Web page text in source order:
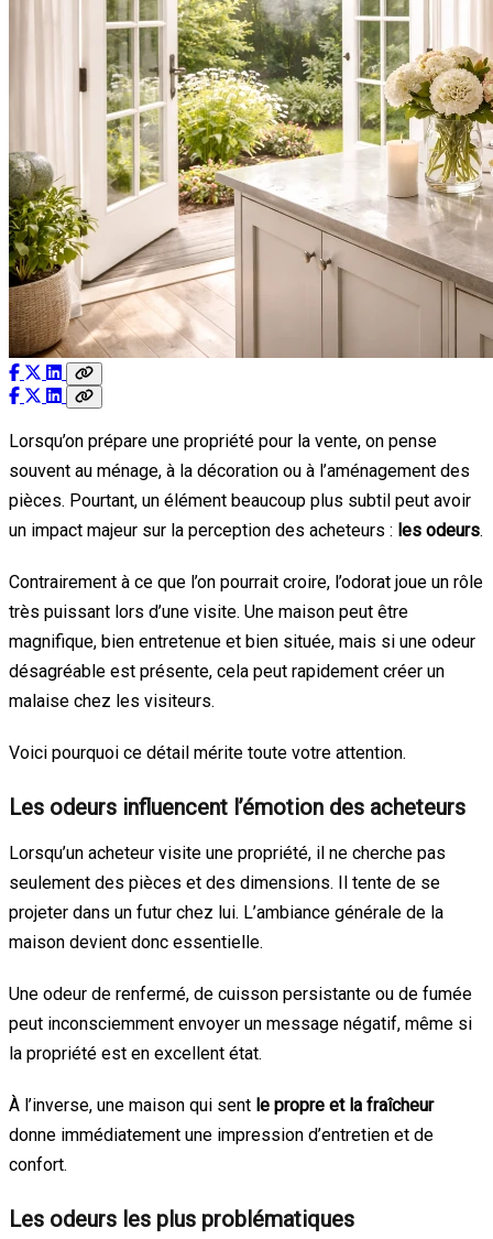
Lorsqu’on prépare une propriété pour la vente, on pense
souvent au ménage, à la décoration ou à l’aménagement des
pièces. Pourtant, un élément beaucoup plus subtil peut avoir
un impact majeur sur la perception des acheteurs : les odeurs.
Contrairement à ce que l’on pourrait croire, l’odorat joue un rôle
très puissant lors d’une visite. Une maison peut être
magnifique, bien entretenue et bien située, mais si une odeur
désagréable est présente, cela peut rapidement créer un
malaise chez les visiteurs.
Voici pourquoi ce détail mérite toute votre attention.
Les odeurs influencent l’émotion des acheteurs
Lorsqu’un acheteur visite une propriété, il ne cherche pas
seulement des pièces et des dimensions. Il tente de se
projeter dans un futur chez lui. L’ambiance générale de la
maison devient donc essentielle.
Une odeur de renfermé, de cuisson persistante ou de fumée
peut inconsciemment envoyer un message négatif, même si
la propriété est en excellent état.
À l’inverse, une maison qui sent le propre et la fraîcheur
donne immédiatement une impression d’entretien et de
confort.
Les odeurs les plus problématiques